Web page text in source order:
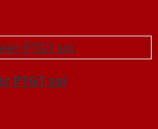
P1G1 soi